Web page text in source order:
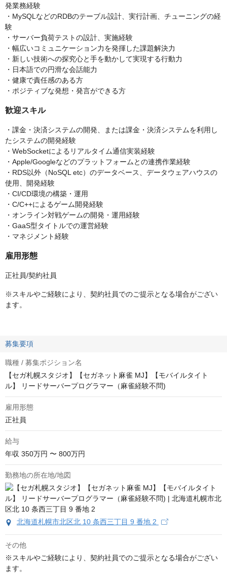
発業務経験
・MySQLなどのRDBのテーブル設計、実行計画、チューニングの経
験
・サーバー負荷テストの設計、実施経験
・幅広いコミュニケーション力を発揮した課題解決力
・新しい技術への探究心と手を動かして実現する行動力
・日本語での円滑な会話能力
・健康で責任感のある方
・ポジティブな発想・発言ができる方
歓迎スキル
・課金・決済システムの開発、または課金・決済システムを利用し
たシステムの開発経験
・WebSocketによるリアルタイム通信実装経験
・Apple/Googleなどのプラットフォームとの連携作業経験
・RDS以外（NoSQL etc）のデータベース、データウェアハウスの
使用、開発経験
・CI/CD環境の構築・運用
・C/C++によるゲーム開発経験
・オンライン対戦ゲームの開発・運用経験
・GaaS型タイトルでの運営経験
・マネジメント経験
雇用形態
正社員/契約社員
※スキルやご経験により、契約社員でのご提示となる場合がござい
ます。
募集要項
職種 / 募集ポジション名
【セガ札幌スタジオ】【セガネット麻雀 MJ】【モバイルタイト
ル】 リードサーバープログラマー（麻雀経験不問)
雇用形態
正社員
給与
年収 350万円 〜 800万円
勤務地の所在地/地図
北海道札幌市北区北 10 条西三丁目 9 番地 2
その他
※スキルやご経験により、契約社員でのご提示となる場合がござい
ます。